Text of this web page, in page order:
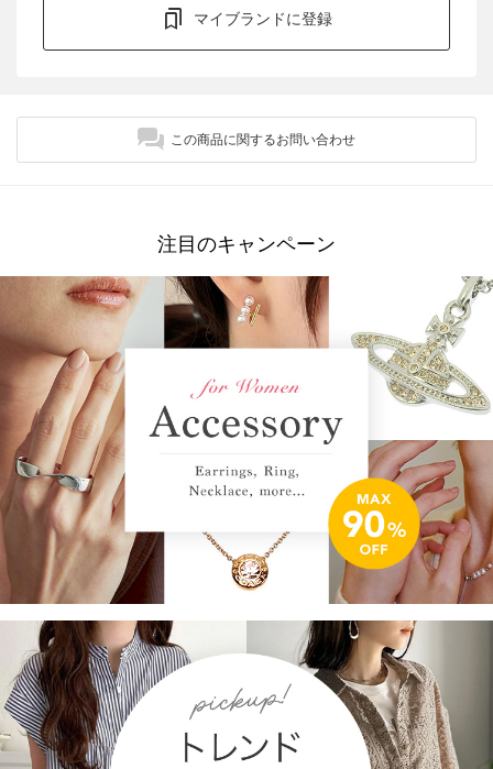
マイブランドに登録
この商品に関するお問い合わせ
注目のキャンペーン